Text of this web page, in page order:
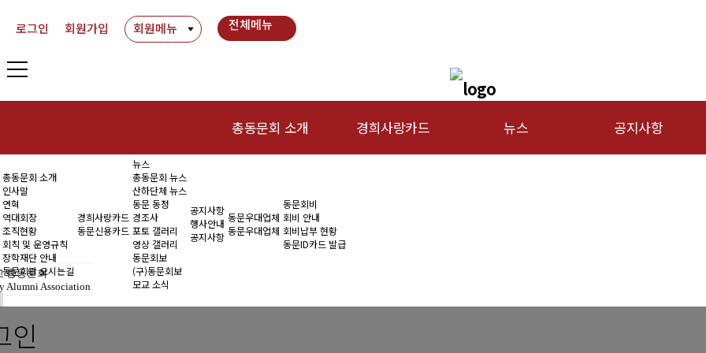
로그인 회원가입 회원메뉴 전체메뉴
총동문회 소개
연혁
역대회장
회칙 및 운영규칙
경희사랑카드 뉴스
포토 갤러리
공지사항
총동문회 소개
인사말
연혁
역대회장
조직현황
회칙 및 운영규칙
장학재단 안내
동문회관 오시는길
경희사랑카드
동문신용카드
뉴스
총동문회 뉴스
산하단체 뉴스
동문 동정
경조사
포토 갤러리
영상 갤러리
동문회보
(구)동문회보
모교 소식
공지사항
행사안내
공지사항
동문우대업체
동문우대업체
동문회비
회비 안내
회비납부 현황
동문ID카드 발급
총동문회
Alumni Association
인